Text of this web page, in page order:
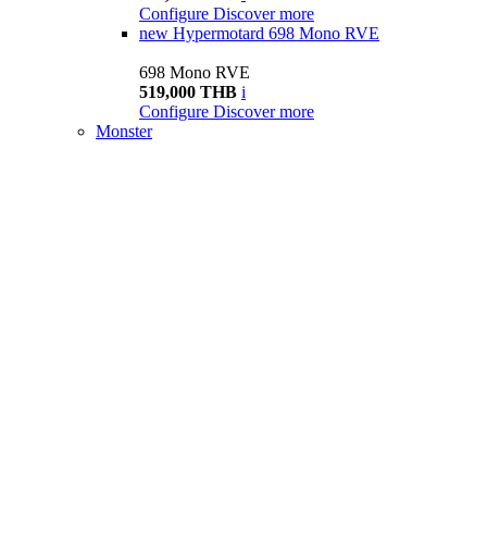
Configure Discover more
new Hypermotard 698 Mono RVE
698 Mono RVE
519,000 THB i
Configure Discover more
Monster